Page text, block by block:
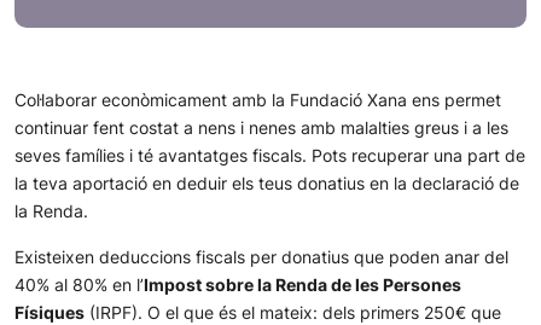
Col·laborar econòmicament amb la Fundació Xana ens permet
continuar fent costat a nens i nenes amb malalties greus i a les
seves famílies i té avantatges fiscals. Pots recuperar una part de
la teva aportació en deduir els teus donatius en la declaració de
la Renda.
Existeixen deduccions fiscals per donatius que poden anar del
40% al 80% en l’Impost sobre la Renda de les Persones
Físiques (IRPF). O el que és el mateix: dels primers 250€ que